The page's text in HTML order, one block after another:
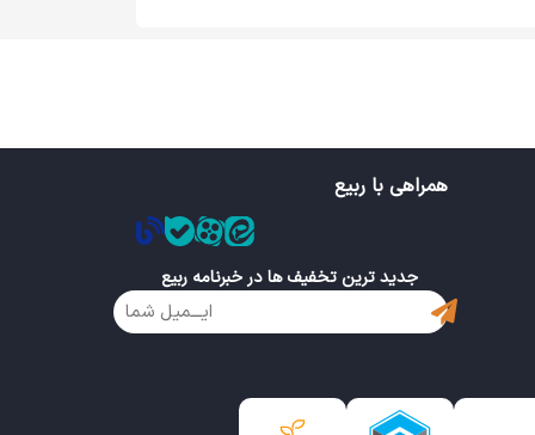
نمی‌باشد و به صورت‌های دیگر نظیر نگین، گردنبند و…
می‌دهد. از خواص زمرد به گشودن قلب به روی عشق،
و سنگی است که پاک‌ترین و خالص‌ترین نماینده الگوی
گردش خون استفاده نمود. این سنگ ترغیب‌کننده
همراهی با ربیع
جدید ترین تخفیف ها در خبرنامه ربیع